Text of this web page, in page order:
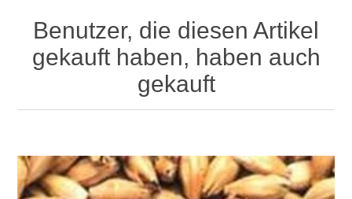
Benutzer, die diesen Artikel
gekauft haben, haben auch
gekauft